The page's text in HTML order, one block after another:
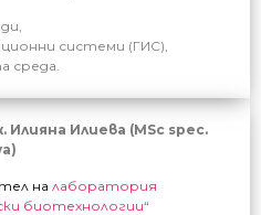
системи (ГИС),
среда.
Илияна Илиева (MSc spec.
на лаборатория
биотехнологии“